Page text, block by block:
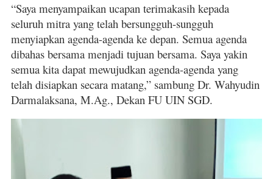
“Saya menyampaikan ucapan terimakasih kepada
seluruh mitra yang telah bersungguh-sungguh
menyiapkan agenda-agenda ke depan. Semua agenda
dibahas bersama menjadi tujuan bersama. Saya yakin
semua kita dapat mewujudkan agenda-agenda yang
telah disiapkan secara matang,” sambung Dr. Wahyudin
Darmalaksana, M.Ag., Dekan FU UIN SGD.